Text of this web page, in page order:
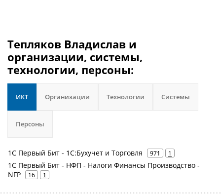
Тепляков Владислав и
организации, системы,
технологии, персоны:
ИКТ Организации Технологии Системы
Персоны
1С Первый Бит - 1С:Бухучет и Торговля 971 1
1С Первый Бит - НФП - Налоги Финансы Производство -
NFP
16 1